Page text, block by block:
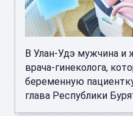
В Улан-Удэ мужчина и
врача-гинеколога,
беременную
глава Республики